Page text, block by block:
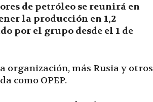
de petróleo se reunirá en
la producción en 1,2
por el grupo desde el 1 de
organización, más Rusia y otros
como OPEP.